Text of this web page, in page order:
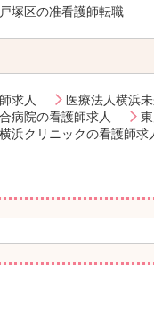
塚区の准看護師転職
求人
医療法人横浜
病院の看護師求人
浜クリニックの看護師求